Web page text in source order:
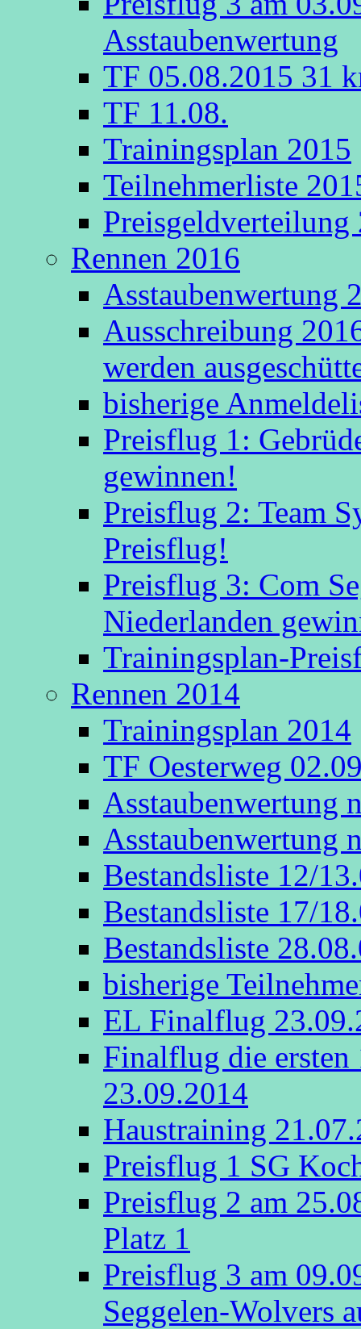
Asstaubenwertung
TF 05.08.2015 31
TF 11.08.
Trainingsplan 2015
Teilnehmerliste
Preisgeldverteilung
Rennen 2016
Asstaubenwertung
Ausschreibung
werden
bisherige
Preisflug 1:
gewinnen!
Preisflug 2: Team
Preisflug!
Preisflug 3: Com
Niederlanden
Trainingsplan-
Rennen 2014
Trainingsplan 2014
TF Oesterweg
Asstaubenwertung
Asstaubenwertung
Bestandsliste 12/
Bestandsliste 17/
Bestandsliste
bisherige
EL Finalflug
Finalflug die ersten
23.09.2014
Haustraining
Preisflug 1 SG
Preisflug 2 am
Platz 1
Preisflug 3 am
Seggelen-Wolvers